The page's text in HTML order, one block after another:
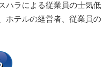
ハラによる従業員の士気低
ホテルの経営者、従業員の